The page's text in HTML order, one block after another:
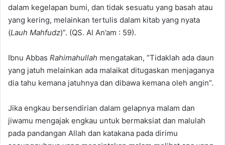
dalam kegelapan bumi, dan tidak sesuatu yang basah atau
yang kering, melainkan tertulis dalam kitab yang nyata
(Lauh Mahfudz)”. (QS. Al An’am : 59).
Ibnu Abbas Rahimahullah mengatakan, ”Tidaklah ada daun
yang jatuh melainkan ada malaikat ditugaskan menjaganya
dia tahu kemana jatuhnya dan dibawa kemana oleh angin”.
Jika engkau bersendirian dalam gelapnya malam dan
jiwamu mengajak engkau untuk bermaksiat dan malulah
pada pandangan Allah dan katakana pada dirimu